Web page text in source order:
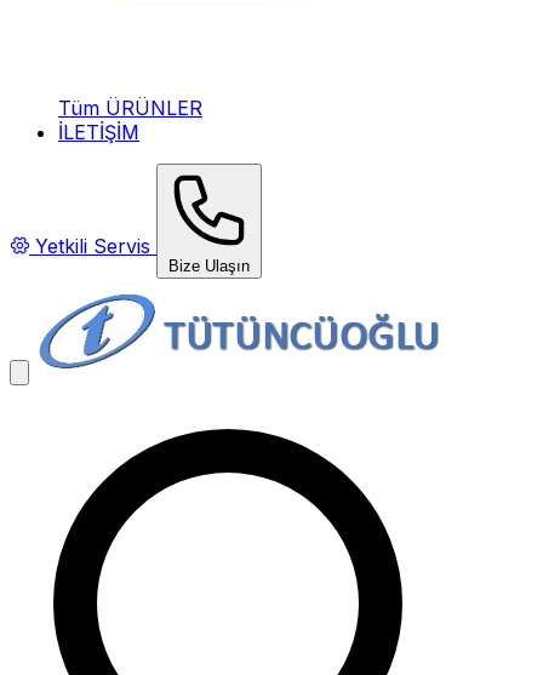
Tüm ÜRÜNLER
İLETİŞİM
Yetkili Servis
Bize Ulaşın